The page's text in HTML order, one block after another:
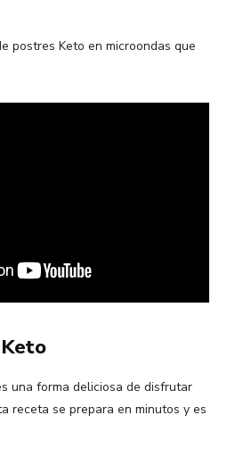
postres Keto en microondas que
una forma deliciosa de disfrutar
receta se prepara en minutos y es